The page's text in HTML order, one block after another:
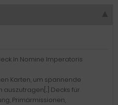
In Nomine Imperatoris
Karten, um spannende
Decks für
Primärmissionen,